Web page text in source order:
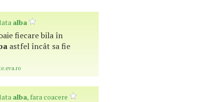
alba
fiecare bila în
astfel încât sa fie
alba, fara coacere